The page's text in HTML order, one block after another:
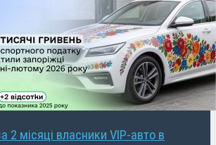
2 місяці власники VIP-авто в